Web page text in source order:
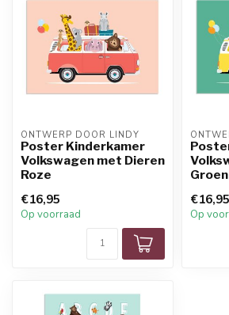
ONTWERP DOOR LINDY
Poster Kinderkamer
Volkswagen met Dieren
Roze
€16,95
Op voorraad
Groen
€16,95
Op